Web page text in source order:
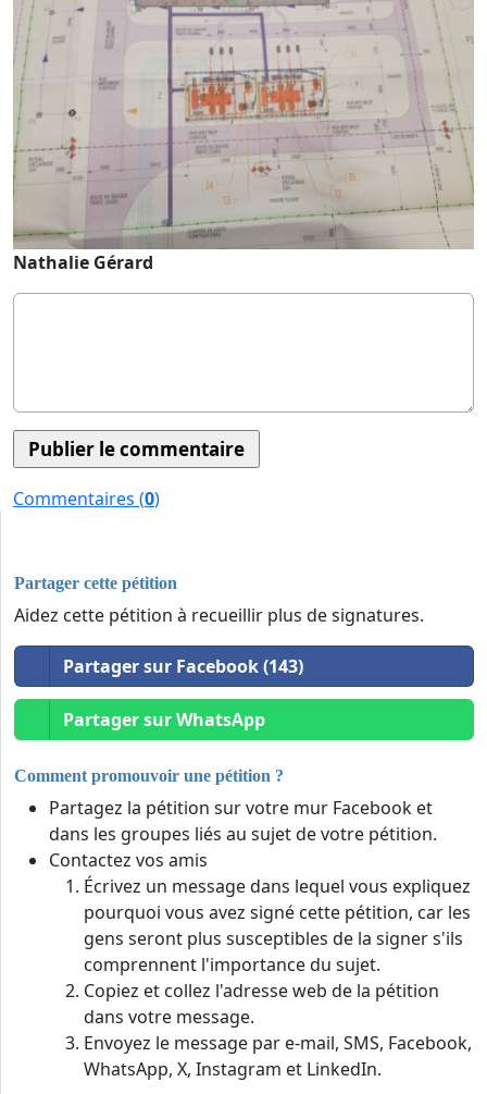
Nathalie Gérard
Commentaires (0)
Partager cette pétition
Aidez cette pétition à recueillir plus de signatures.
Partager sur Facebook (143)
Partager sur WhatsApp
Comment promouvoir une pétition ?
Partagez la pétition sur votre mur Facebook et
dans les groupes liés au sujet de votre pétition.
Contactez vos amis
Écrivez un message dans lequel vous expliquez
pourquoi vous avez signé cette pétition, car les
gens seront plus susceptibles de la signer s'ils
comprennent l'importance du sujet.
Copiez et collez l'adresse web de la pétition
dans votre message.
Envoyez le message par e-mail, SMS, Facebook,
WhatsApp, X, Instagram et LinkedIn.